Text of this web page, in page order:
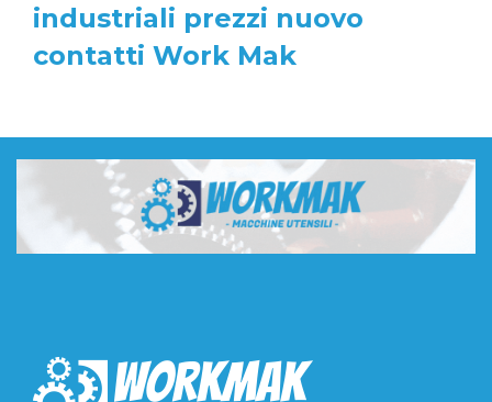
industriali prezzi nuovo
contatti Work Mak